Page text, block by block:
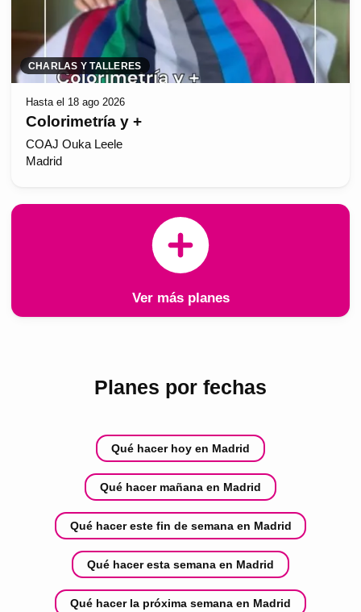
CHARLAS Y TALLERES
Hasta el 18 ago 2026
Colorimetría y +
COAJ Ouka Leele
Madrid
Ver más planes
Planes por fechas
Qué hacer hoy en Madrid
Qué hacer mañana en Madrid
Qué hacer este fin de semana en Madrid
Qué hacer esta semana en Madrid
Qué hacer la próxima semana en Madrid